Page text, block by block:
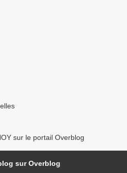
sur le portail Overblog
sur Overblog